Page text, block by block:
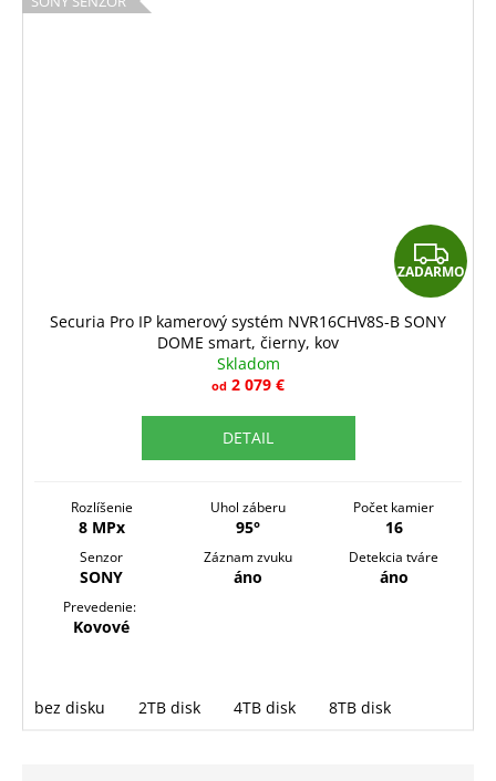
Z
A
ZADARMO
Securia Pro IP kamerový systém NVR16CHV8S-B SONY
DOME smart, čierny, kov
Skladom
od 2 079 €
DETAIL
Rozlíšenie
8 MPx
Uhol záberu
95°
Počet kamier
16
Senzor
SONY
Záznam zvuku
áno
Detekcia tváre
áno
Prevedenie:
Kovové
bez disku 2TB disk 4TB disk 8TB disk